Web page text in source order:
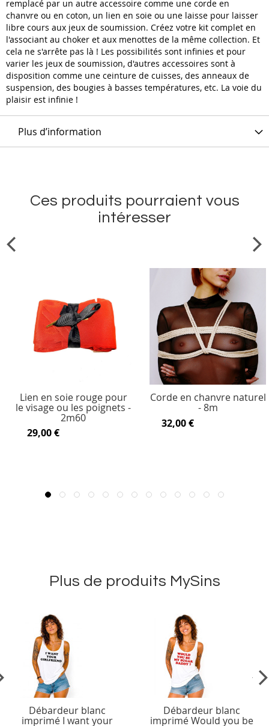
remplacé par un autre accessoire comme une corde en
chanvre ou en coton, un lien en soie ou une laisse pour laisser
libre cours aux jeux de soumission. Créez votre kit complet en
l'associant au choker et aux menottes de la même collection. Et
cela ne s'arrête pas là ! Les possibilités sont infinies et pour
varier les jeux de soumission, d'autres accessoires sont à
disposition comme une ceinture de cuisses, des anneaux de
suspension, des bougies à basses températures, etc. La voie du
plaisir est infinie !
Plus d’information
Ces produits pourraient vous
intéresser
Lien en soie rouge pour
le visage ou les poignets -
2m60
29,00 €
Corde en chanvre naturel
- 8m
32,00 €
Plus de produits MySins
Débardeur blanc
imprimé I want your
Débardeur blanc
imprimé Would you be